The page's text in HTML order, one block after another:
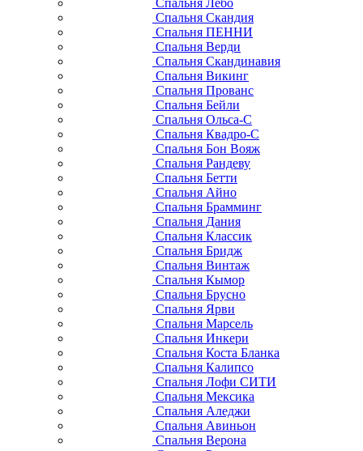
Спальня Скандия
Спальня ПЕННИ
Спальня Верди
Спальня Скандинавия
Спальня Викинг
Спальня Прованс
Спальня Бейли
Спальня Ольса-С
Спальня Квадро-С
Спальня Бон Вояж
Спальня Рандеву
Спальня Бетти
Спальня Айно
Спальня Брамминг
Спальня Дания
Спальня Классик
Спальня Бридж
Спальня Винтаж
Спальня Кымор
Спальня Брусно
Спальня Ярви
Спальня Марсель
Спальня Инкери
Спальня Коста Бланка
Спальня Калипсо
Спальня Лофи СИТИ
Спальня Мексика
Спальня Аледжи
Спальня Авиньон
Спальня Верона